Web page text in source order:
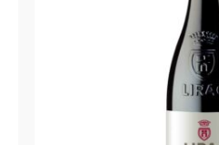
Domaine Jean-
Carbo –